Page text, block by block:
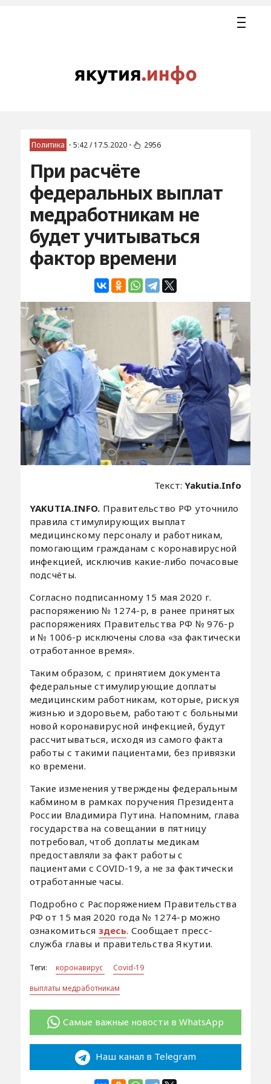
Политика • 5:42 / 17.5.2020 • 2956
При расчёте
федеральных выплат
медработникам не
будет учитываться
фактор времени
Текст:Yakutia.Info
YAKUTIA.INFO. Правительство РФ уточнило
правила стимулирующих выплат
медицинскому персоналу и работникам,
помогающим гражданам с коронавирусной
инфекцией, исключив какие-либо почасовые
подсчёты.
Согласно подписанному 15 мая 2020 г.
распоряжению № 1274-р, в ранее принятых
распоряжениях Правительства РФ № 976-р
и № 1006-р исключены слова «за фактически
отработанное время».
Таким образом, с принятием документа
федеральные стимулирующие доплаты
медицинским работникам, которые, рискуя
жизнью и здоровьем, работают с больными
новой коронавирусной инфекцией, будут
рассчитываться, исходя из самого факта
работы с такими пациентами, без привязки
ко времени.
Такие изменения утверждены федеральным
кабмином в рамках поручения Президента
России Владимира Путина. Напомним, глава
государства на совещании в пятницу
потребовал, чтоб доплаты медикам
предоставляли за факт работы с
пациентами с COVID-19, а не за фактически
отработанные часы.
Подробно с Распоряжением Правительства
РФ от 15 мая 2020 года № 1274-р можно
ознакомиться здесь. Сообщает пресс-
служба главы и правительства Якутии.
Теги: коронавирус
Covid-19
выплаты медработникам
Самые важные новости в WhatsApp
Наш канал в Telegram